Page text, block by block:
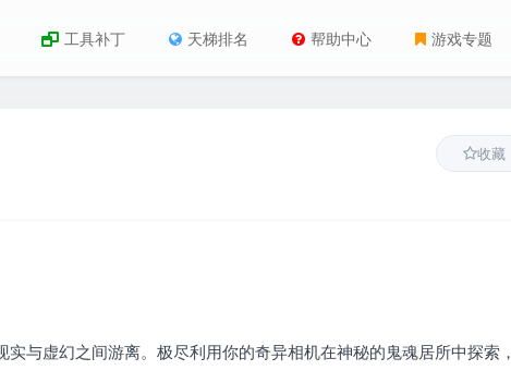
工具补丁 天梯排名 帮助中心 游戏专题
收藏
与虚幻之间游离。极尽利用你的奇异相机在神秘的鬼魂居所中探索，